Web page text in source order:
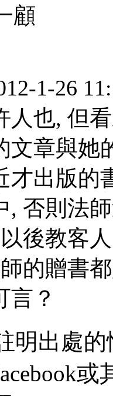
顧
1-26
人也, 但
文章與
才出版的
, 否則法
後教客
的贈書
言？
明出處